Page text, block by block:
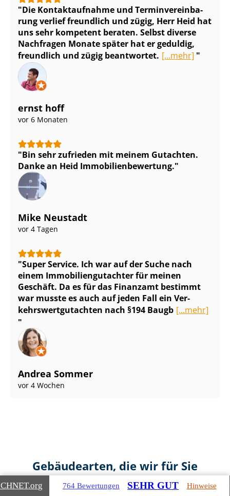
Die Kontaktaufnahme und Ter­min­ver­ein­ba­
rung verlief freundlich und zügig, Herr Heid hat
uns sehr kompetent beraten. Selbst diverse
Nachfragen Monate später hat er geduldig,
freundlich und zügig beantwortet. [...mehr]
ernst hoff
vor 6 Monaten
Bin sehr zufrieden mit meinem Gutachten.
Danke an Heid Im­mo­bi­li­en­be­wer­tung.
Mike Neustadt
vor 4 Tagen
Super Service. Ich war auf der Suche nach
einem Im­mo­bi­li­en­gut­ach­ter für meinen
Geschäft. Da es für das Finanzamt bestimmt
war musste es auch auf jeden Fall ein Ver­
kehrs­wert­gut­ach­ten nach §194 Baugb [...mehr]
Andrea Sommer
vor 4 Wochen
Gebäudearten, die wir für Sie
bewerten
.org 764 Bewertungen SEHR GUT Hinweise